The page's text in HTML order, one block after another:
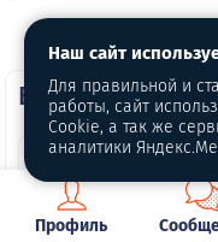
ВИП
Профиль
Наш сайт
Для правильной и
работы, сайт
Cookie, а так же
аналитики